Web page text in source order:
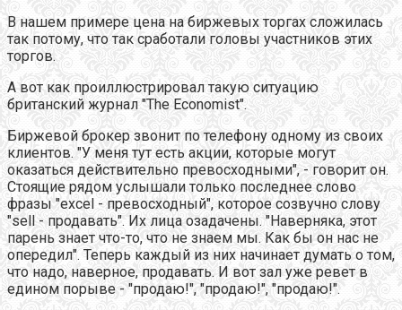
В нашем примере цена на биржевых торгах сложилась
так потому, что так сработали головы участников этих
торгов.
А вот как проиллюстрировал такую ситуацию
британский журнал "The Economist".
Биржевой брокер звонит по телефону одному из своих
клиентов. "У меня тут есть акции, которые могут
оказаться действительно превосходными", - говорит он.
Стоящие рядом услышали только последнее слово
фразы "excel - превосходный", которое созвучно слову
"sell - продавать". Их лица озадачены. "Наверняка, этот
парень знает что-то, что не знаем мы. Как бы он нас не
опередил". Теперь каждый из них начинает думать о том,
что надо, наверное, продавать. И вот зал уже ревет в
едином порыве - "продаю!", "продаю!", "продаю!".